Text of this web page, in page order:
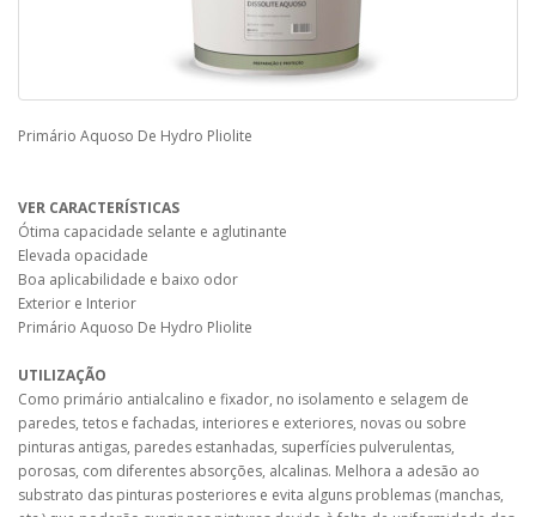
Primário Aquoso De Hydro Pliolite
VER CARACTERÍSTICAS
Ótima capacidade selante e aglutinante
Elevada opacidade
Boa aplicabilidade e baixo odor
Exterior e Interior
Primário Aquoso De Hydro Pliolite
UTILIZAÇÃO
Como primário antialcalino e fixador, no isolamento e selagem de
paredes, tetos e fachadas, interiores e exteriores, novas ou sobre
pinturas antigas, paredes estanhadas, superfícies pulverulentas,
porosas, com diferentes absorções, alcalinas. Melhora a adesão ao
substrato das pinturas posteriores e evita alguns problemas (manchas,